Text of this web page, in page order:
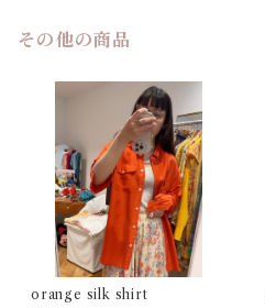
その他の商品
orange silk shirt